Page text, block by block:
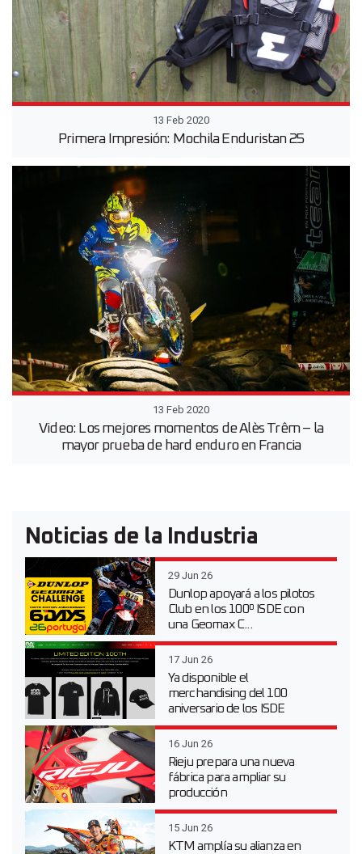
13 Feb 2020
Primera Impresión: Mochila Enduristan 25
13 Feb 2020
Video: Los mejores momentos de Alès Trêm – la
mayor prueba de hard enduro en Francia
Noticias de la Industria
29 Jun 26
Dunlop apoyará a los pilotos
Club en los 100º ISDE con
una Geomax C...
17 Jun 26
Ya disponible el
merchandising del 100
aniversario de los ISDE
16 Jun 26
Rieju prepara una nueva
fábrica para ampliar su
producción
15 Jun 26
KTM amplía su alianza en